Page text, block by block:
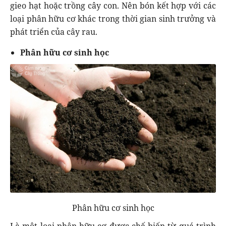
gieo hạt hoặc trồng cây con. Nên bón kết hợp với các
loại phân hữu cơ khác trong thời gian sinh trưởng và
phát triển của cây rau.
Phân hữu cơ sinh học
Phân hữu cơ sinh học